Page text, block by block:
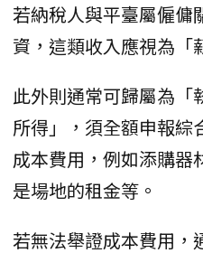
若納稅人與平臺屬僱傭
資，這類收入應視為「
此外則通常可歸屬為「
所得」，須全額申報綜
成本費用，例如添購器
是場地的租金等。
若無法舉證成本費用，